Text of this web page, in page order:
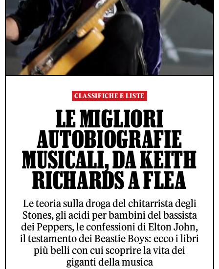
CLASSIFICHE E LISTE
LE MIGLIORI
AUTOBIOGRAFIE
MUSICALI, DA KEITH
RICHARDS A FLEA
Le teoria sulla droga del chitarrista degli
Stones, gli acidi per bambini del bassista
dei Peppers, le confessioni di Elton John,
il testamento dei Beastie Boys: ecco i libri
più belli con cui scoprire la vita dei
giganti della musica